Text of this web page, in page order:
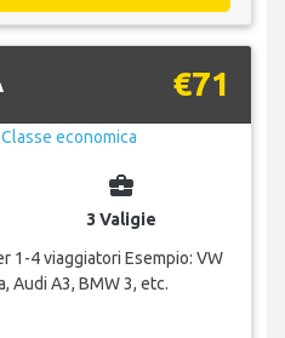
€71
business_center
3 Valigie
1-4 viaggiatori Esempio: VW
Audi A3, BMW 3, etc.